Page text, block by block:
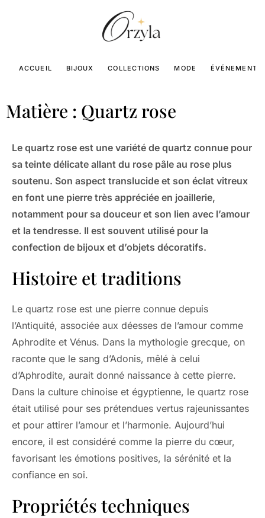
ACCUEIL BIJOUX COLLECTIONS MODE ÉVÉNEMENTS
Matière : Quartz rose
Le quartz rose est une variété de quartz connue pour
sa teinte délicate allant du rose pâle au rose plus
soutenu. Son aspect translucide et son éclat vitreux
en font une pierre très appréciée en joaillerie,
notamment pour sa douceur et son lien avec l’amour
et la tendresse. Il est souvent utilisé pour la
confection de bijoux et d’objets décoratifs.
Histoire et traditions
Le quartz rose est une pierre connue depuis
l’Antiquité, associée aux déesses de l’amour comme
Aphrodite et Vénus. Dans la mythologie grecque, on
raconte que le sang d’Adonis, mêlé à celui
d’Aphrodite, aurait donné naissance à cette pierre.
Dans la culture chinoise et égyptienne, le quartz rose
était utilisé pour ses prétendues vertus rajeunissantes
et pour attirer l’amour et l’harmonie. Aujourd’hui
encore, il est considéré comme la pierre du cœur,
favorisant les émotions positives, la sérénité et la
confiance en soi.
Propriétés techniques